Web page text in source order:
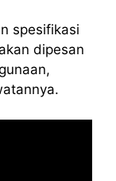
spesifikasi
dipesan